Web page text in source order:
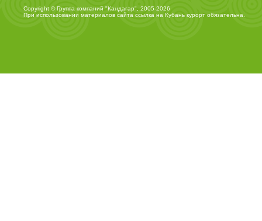
Copyright © Группа компаний "Кандагар", 2005-2026
При использовании материалов сайта ссылка на Кубань курортобязательна.